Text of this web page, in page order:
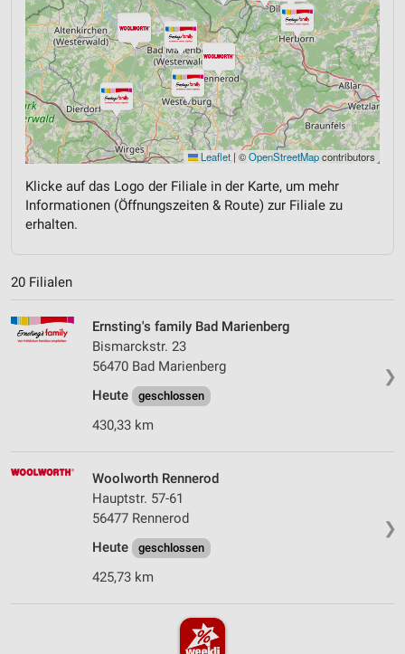
Leaflet | ©OpenStreetMapcontributors
Klicke auf das Logo der Filiale in der Karte, um mehr
Informationen (Öffnungszeiten & Route) zur Filiale zu
erhalten.
20 Filialen
❯
Ernsting's family Bad Marienberg
Bismarckstr. 23
56470 Bad Marienberg
Heute
geschlossen
430,33 km
❯
Woolworth Rennerod
Hauptstr. 57-61
56477 Rennerod
Heute
geschlossen
425,73 km